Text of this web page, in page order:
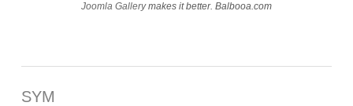
Joomla Gallerymakes it better. Balbooa.com
SYM